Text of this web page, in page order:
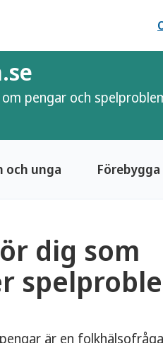
pengar och
och unga
dig som
är en